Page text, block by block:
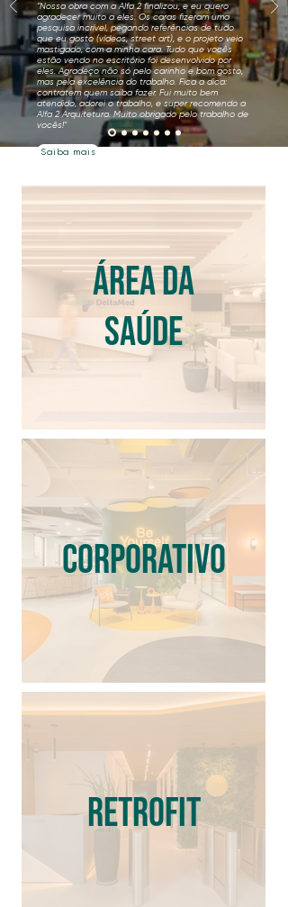
"Nossa obra com a Alfa 2 finalizou, e eu quero
agradecer muito a eles. Os caras fizeram uma
pesquisa incrível, pegando referências de tudo
que eu gosto (vídeos, street art), e o projeto veio
mastigado, com a minha cara. Tudo que vocês
estão vendo no escritório foi desenvolvido por
eles. Agradeço não só pelo carinho e bom gosto,
mas pela excelência do trabalho. Fica a dica:
contratem quem saiba fazer. Fui muito bem
atendido, adorei o trabalho, e super recomendo a
Alfa 2 Arquitetura. Muito obrigado pelo trabalho de
vocês!"
Saiba mais
ÁREA DA
SAÚDE
CORPORATIVO
RETROFIT